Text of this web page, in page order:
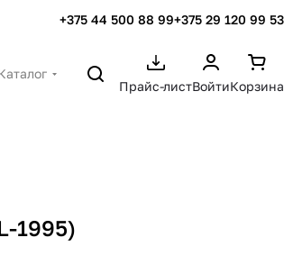
+375 44 500 88 99+375 29 120 99 53
Прайс-листВойтиКорзина
1995)